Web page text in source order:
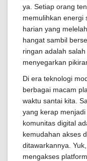
ya. Setiap orang
memulihkan energi
harian yang
hangat sambil
ringan adalah
menyegarkan
Di era teknologi
berbagai macam
waktu santai kita.
yang kerap
komunitas digital
kemudahan akses
ditawarkannya.
mengakses